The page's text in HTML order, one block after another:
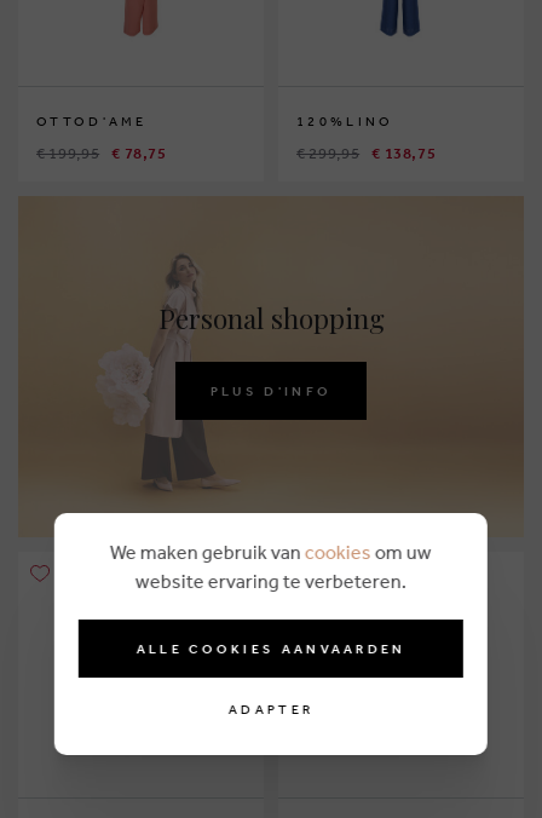
OTTOD'AME
€ 199,95 € 78,75
120%LINO
€ 299,95 € 138,75
Personal shopping
PLUS D'INFO
We maken gebruik van cookies om uw
website ervaring te verbeteren.
ALLE COOKIES AANVAARDEN
ADAPTER